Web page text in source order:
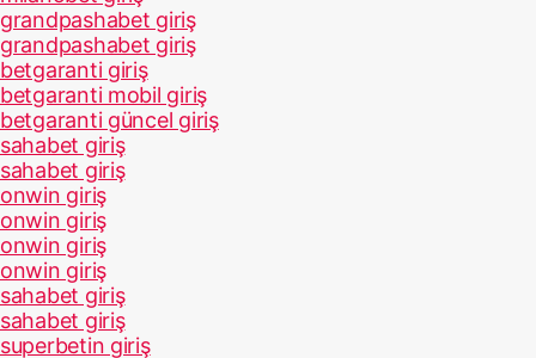
grandpashabet giriş
grandpashabet giriş
betgaranti giriş
betgaranti mobil giriş
betgaranti güncel giriş
sahabet giriş
sahabet giriş
onwin giriş
onwin giriş
onwin giriş
onwin giriş
sahabet giriş
sahabet giriş
superbetin giriş